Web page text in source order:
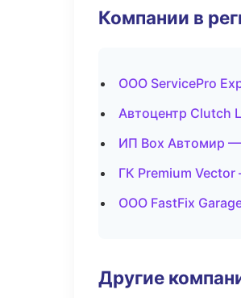
Компании в
ООО ServicePro
Автоцентр Clutch
ИП Box Автомир
ГК Premium
ООО FastFix
Другие